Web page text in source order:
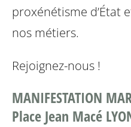
proxénétisme d’État
nos métiers.
Rejoignez-nous !
MANIFESTATION
Place Jean Macé